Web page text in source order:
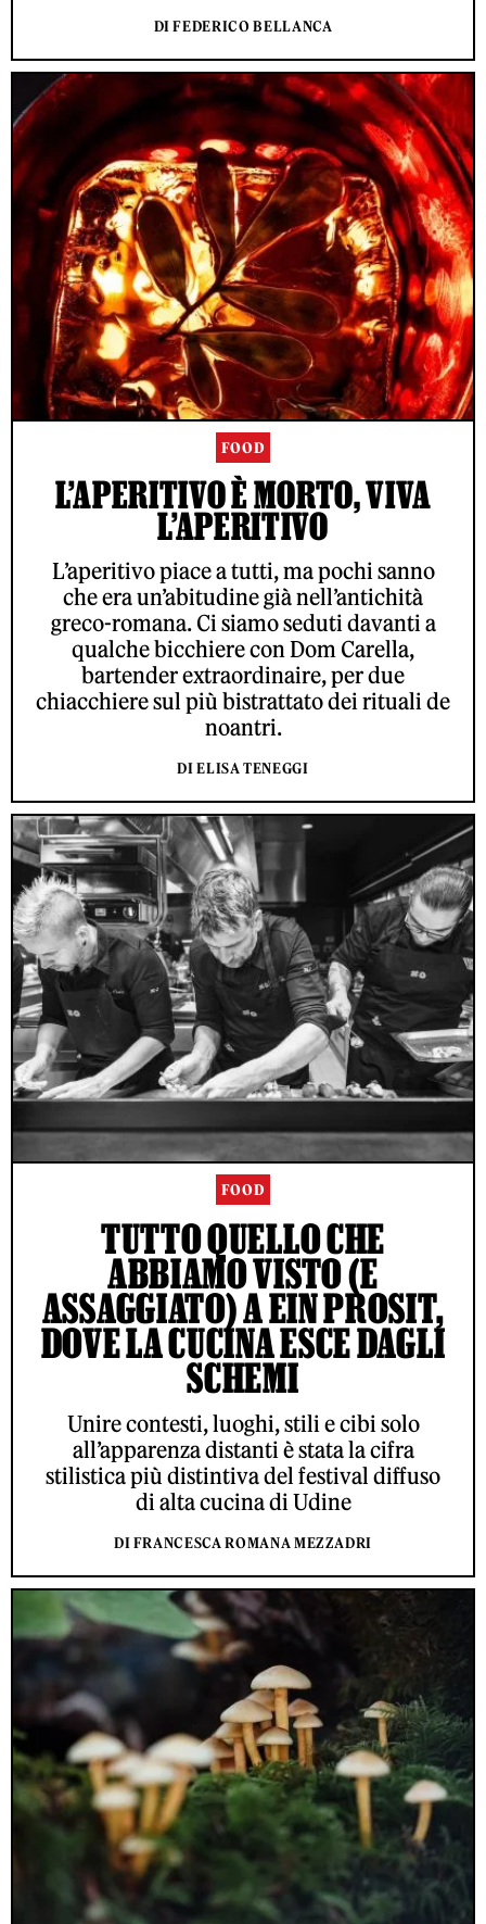
DI FEDERICO BELLANCA
FOOD
L’APERITIVO È MORTO, VIVA
L’APERITIVO
L’aperitivo piace a tutti, ma pochi sanno
che era un’abitudine già nell’antichità
greco-romana. Ci siamo seduti davanti a
qualche bicchiere con Dom Carella,
bartender extraordinaire, per due
chiacchiere sul più bistrattato dei rituali de
noantri.
DI ELISA TENEGGI
FOOD
TUTTO QUELLO CHE
ABBIAMO VISTO (E
ASSAGGIATO) A EIN PROSIT,
DOVE LA CUCINA ESCE DAGLI
SCHEMI
Unire contesti, luoghi, stili e cibi solo
all’apparenza distanti è stata la cifra
stilistica più distintiva del festival diffuso
di alta cucina di Udine
DI FRANCESCA ROMANA MEZZADRI